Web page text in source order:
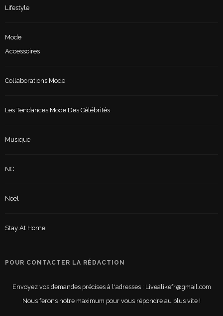
Lifestyle
Mode
Accessoires
Collaborations Mode
Les Tendances Mode Des Célébrités
Musique
NC
Noël
Stay At Home
POUR CONTACTER LA RÉDACTION
Envoyez vos demandes précises à l'adresses : Livealikefr@gmail.com
Nous ferons notre maximum pour vous répondre au plus vite !